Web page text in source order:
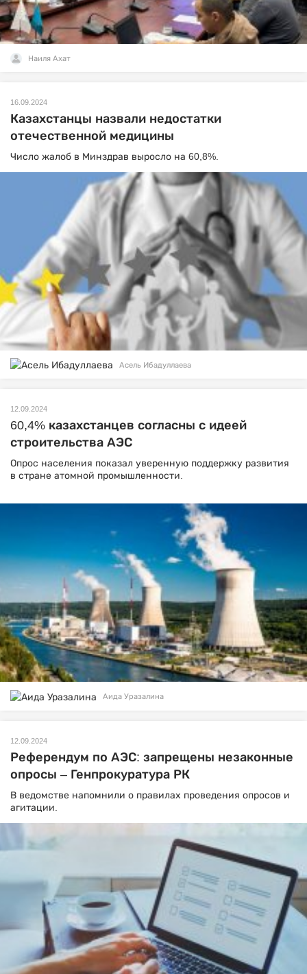
Наиля Ахат
16.09.2024
Казахстанцы назвали недостатки
отечественной медицины
Число жалоб в Минздрав выросло на 60,8%.
Асель Ибадуллаева
12.09.2024
60,4% казахстанцев согласны с идеей
строительства АЭС
Опрос населения показал уверенную поддержку развития
в стране атомной промышленности.
Аида Уразалина
12.09.2024
Референдум по АЭС: запрещены незаконные
опросы – Генпрокуратура РК
В ведомстве напомнили о правилах проведения опросов и
агитации.